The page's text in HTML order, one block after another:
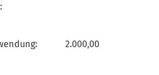
2.000,00